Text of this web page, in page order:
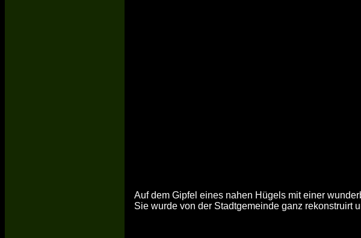
Auf dem Gipfel eines nahen Hügels mit einer
Sie wurde von der Stadtgemeinde ganz rekonstruirt